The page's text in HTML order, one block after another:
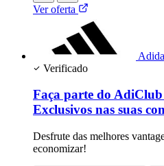
Ver oferta
Verificado
Faça parte do
Exclusivos nas suas
Desfrute das melhores
economizar!